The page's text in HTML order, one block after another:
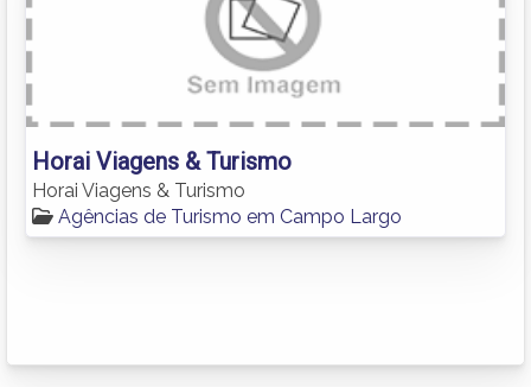
Horai Viagens & Turismo
Horai Viagens & Turismo
Agências de Turismo em Campo Largo